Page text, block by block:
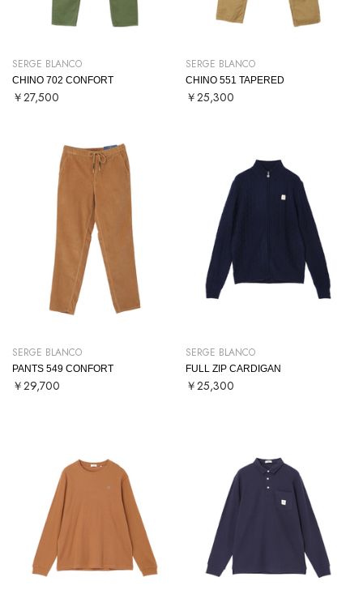
SERGE BLANCO
CHINO 702 CONFORT
￥27,500
SERGE BLANCO
CHINO 551 TAPERED
￥25,300
SERGE BLANCO
PANTS 549 CONFORT
￥29,700
SERGE BLANCO
FULL ZIP CARDIGAN
￥25,300